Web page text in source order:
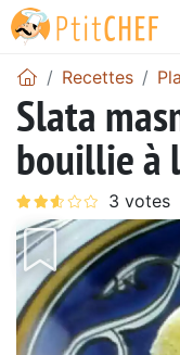
Recettes
Slata
bouillie à